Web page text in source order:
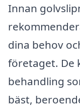
Innan
dina behov
företaget. De
behandling
bäst,